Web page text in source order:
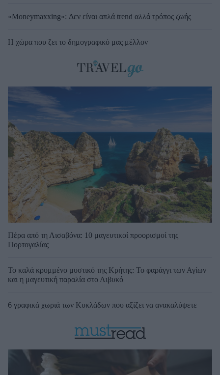
«Moneymaxxing»: Δεν είναι απλά trend αλλά τρόπος ζωής
Η χώρα που ζει το δημογραφικό μας μέλλον
Πέρα από τη Λισαβόνα: 10 μαγευτικοί προορισμοί της
Πορτογαλίας
Το καλά κρυμμένο μυστικό της Κρήτης: Το φαράγγι των Αγίων
και η μαγευτική παραλία στο Λιβυκό
6 γραφικά χωριά των Κυκλάδων που αξίζει να ανακαλύψετε